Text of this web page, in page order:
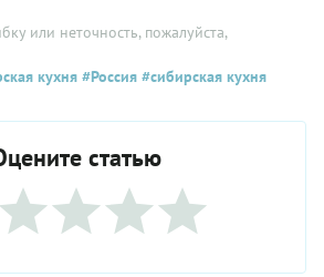
или неточность, пожалуйста,
кухня #Россия #сибирская кухня
статью